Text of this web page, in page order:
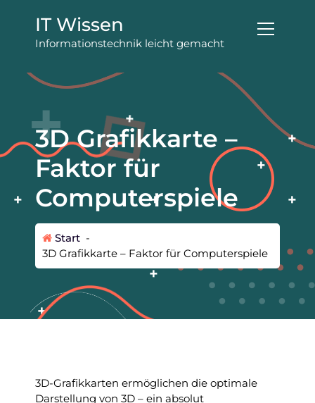
p
IT Wissen
Informationstechnik leicht gemacht
3D Grafikkarte –
Faktor für
Computerspiele
Start -
3D Grafikkarte – Faktor für Computerspiele
3D-Grafikkarten ermöglichen die optimale
Darstellung von 3D – ein absolut